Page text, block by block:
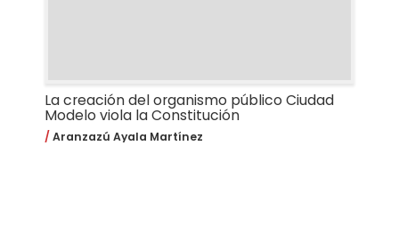
La creación del organismo público Ciudad
Modelo viola la Constitución
Aranzazú Ayala Martínez